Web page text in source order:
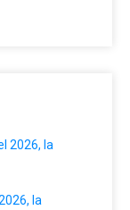
2026, la
la